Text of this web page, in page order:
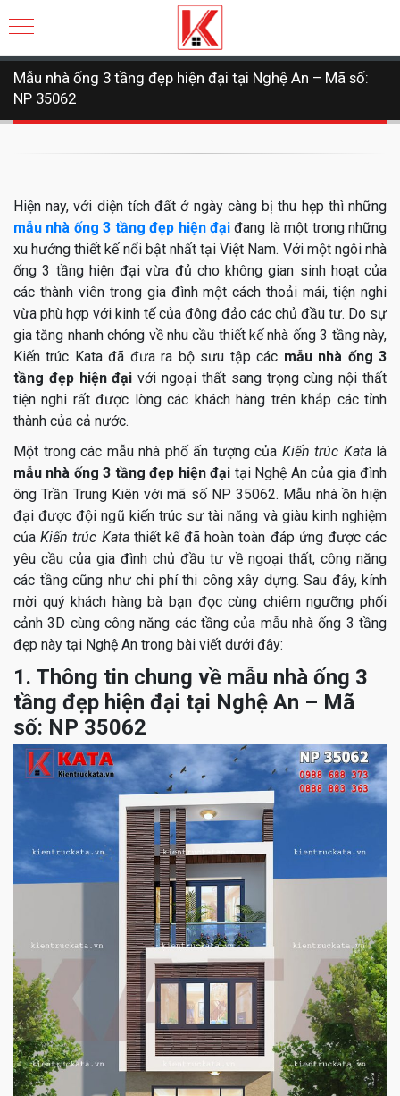
Mẫu nhà ống 3 tầng đẹp hiện đại tại Nghệ An – Mã số:
NP 35062
Hiện nay, với diện tích đất ở ngày càng bị thu hẹp thì những
mẫu nhà ống 3 tầng đẹp hiện đạiđang là một trong những
xu hướng thiết kế nổi bật nhất tại Việt Nam. Với một ngôi nhà
ống 3 tầng hiện đại vừa đủ cho không gian sinh hoạt của
các thành viên trong gia đình một cách thoải mái, tiện nghi
vừa phù hợp với kinh tế của đông đảo các chủ đầu tư. Do sự
gia tăng nhanh chóng về nhu cầu thiết kế nhà ống 3 tầng này,
Kiến trúc Kata đã đưa ra bộ sưu tập các mẫu nhà ống 3
tầng đẹp hiện đại với ngoại thất sang trọng cùng nội thất
tiện nghi rất được lòng các khách hàng trên khắp các tỉnh
thành của cả nước.
Một trong các mẫu nhà phố ấn tượng của Kiến trúc Katalà
mẫu nhà ống 3 tầng đẹp hiện đại tại Nghệ An của gia đình
ông Trần Trung Kiên với mã số NP 35062. Mẫu nhà ồn hiện
đại được đội ngũ kiến trúc sư tài năng và giàu kinh nghiệm
củaKiến trúc Katathiết kế đã hoàn toàn đáp ứng được các
yêu cầu của gia đình chủ đầu tư về ngoại thất, công năng
các tầng cũng như chi phí thi công xây dựng. Sau đây, kính
mời quý khách hàng bà bạn đọc cùng chiêm ngưỡng phối
cảnh 3D cùng công năng các tầng của mẫu nhà ống 3 tầng
đẹp này tại Nghệ An trong bài viết dưới đây:
1. Thông tin chung về mẫu nhà ống 3
tầng đẹp hiện đại tại Nghệ An – Mã
số: NP 35062